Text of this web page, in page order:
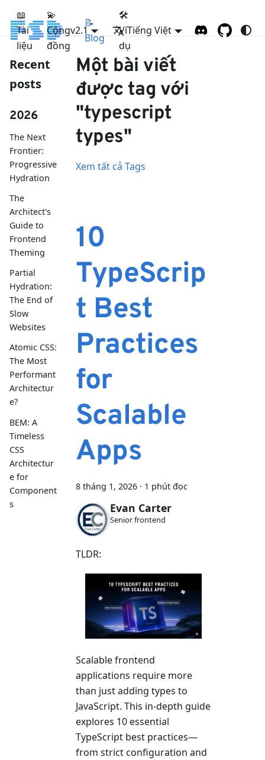
FSD
📖
Tài
liệu
💫
Cộng
đồng
📝
Blog
🛠
Ví
dụ
v2.1 Tiếng Việt
Recent
posts
2026
The Next
Frontier:
Progressive
Hydration
The
Architect's
Guide to
Frontend
Theming
Partial
Hydration:
The End of
Slow
Websites
Atomic CSS:
The Most
Performant
Architectur
e?
BEM: A
Timeless
CSS
Architectur
e for
Component
s
Một bài viết
được tag với
"typescript
types"
Xem tất cả Tags
10
TypeScrip
t Best
Practices
for
Scalable
Apps
8 tháng 1, 2026 · 1 phút đọc
Evan Carter
Senior frontend
TLDR:
Scalable frontend
applications require more
than just adding types to
JavaScript. This in-depth guide
explores 10 essential
TypeScript best practices—
from strict configuration and